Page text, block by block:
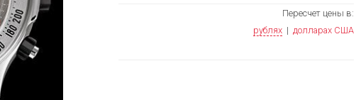
Пересчет цены в:
рублях | долларах США